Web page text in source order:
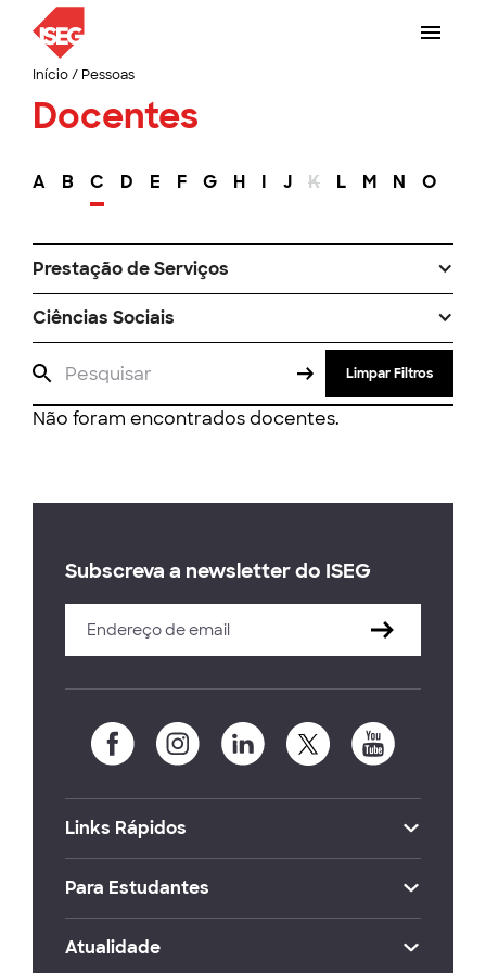
Início/ Pessoas
Docentes
A B C D E F G H I J K L M N O
Prestação de Serviços
Ciências Sociais
Limpar Filtros
Não foram encontrados docentes.
Subscreva a newsletter do ISEG
Links Rápidos
Para Estudantes
Atualidade